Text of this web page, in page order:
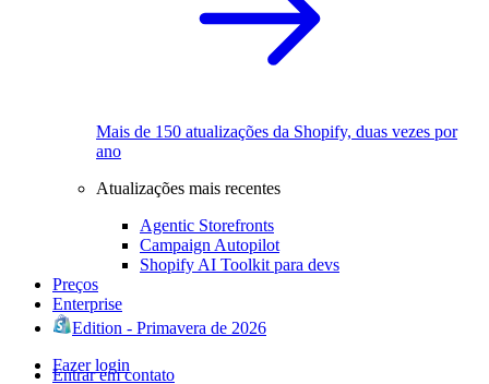
Mais de 150 atualizações da Shopify, duas vezes por
ano
Atualizações mais recentes
Agentic Storefronts
Campaign Autopilot
Shopify AI Toolkit para devs
Preços
Enterprise
Edition - Primavera de 2026
Fazer login
Entrar em contato